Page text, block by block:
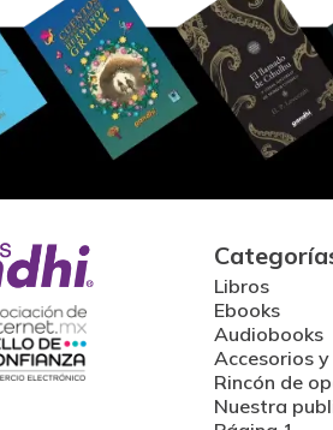
Libros
Ebooks
Audiobooks
Accesorios
Rincón de
Nuestra